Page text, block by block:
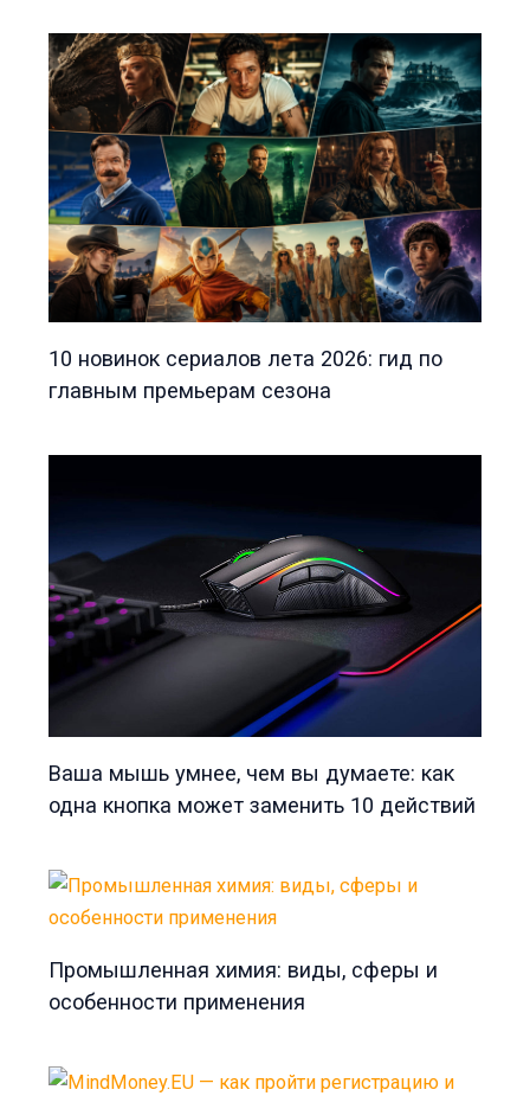
10 новинок сериалов лета 2026: гид по
главным премьерам сезона
Ваша мышь умнее, чем вы думаете: как
одна кнопка может заменить 10 действий
Промышленная химия: виды, сферы и
особенности применения